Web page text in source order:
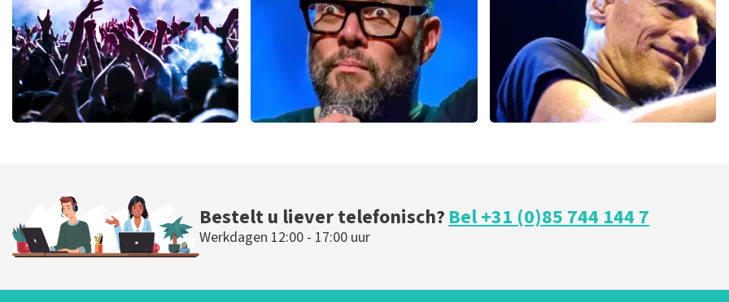
BESTEL NU
Bestelt u liever telefonisch?Bel +31 (0)85 744 144 7
Werkdagen 12:00 - 17:00 uur